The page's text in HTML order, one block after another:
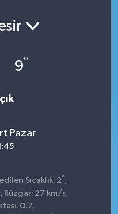
9°
Pazar
Sıcaklık: 2° ,
Rüzgar: 27 km/s,
0.7,